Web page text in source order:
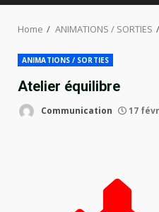
Home ANIMATIONS / SORTIES
ANIMATIONS / SORTIES
Atelier équilibre
Communication 17